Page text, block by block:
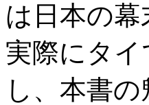
は日本の
実際にタ
し、本書